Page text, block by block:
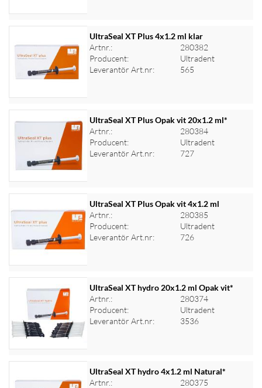
Logga in för priser
UltraSeal XT Plus 4x1.2 ml klar
Artnr.:
280382
Producent:
Ultradent
Leverantör Art.nr:
565
Logga in för priser
UltraSeal XT Plus Opak vit 20x1.2 ml*
Artnr.:
280384
Producent:
Ultradent
Leverantör Art.nr:
727
Logga in för priser
UltraSeal XT Plus Opak vit 4x1.2 ml
Artnr.:
280385
Producent:
Ultradent
Leverantör Art.nr:
726
Logga in för priser
UltraSeal XT hydro 20x1.2 ml Opak vit*
Artnr.:
280374
Producent:
Ultradent
Leverantör Art.nr:
3536
UltraSeal XT hydro 4x1.2 ml Natural*
Artnr.:
280375